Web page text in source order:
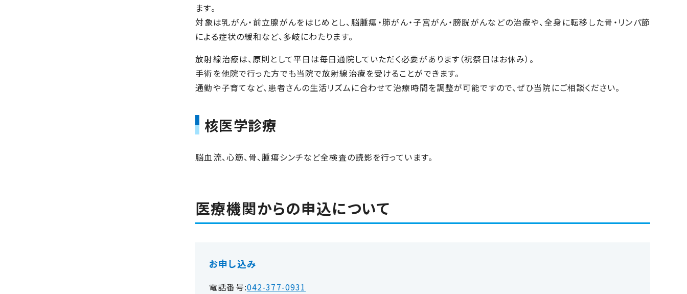
ます。
対象は乳がん・前立腺がんをはじめとし、脳腫瘍・肺がん・子宮がん・膀胱がんなどの治療や、全身に転移した骨・リンパ節
による症状の緩和など、多岐にわたります。
放射線治療は、原則として平日は毎日通院していただく必要があります（祝祭日はお休み）。
手術を他院で行った方でも当院で放射線治療を受けることができます。
通勤や子育てなど、患者さんの生活リズムに合わせて治療時間を調整が可能ですので、ぜひ当院にご相談ください。
核医学診療
脳血流、心筋、骨、腫瘍シンチなど全検査の読影を行っています。
医療機関からの申込について
お申し込み
電話番号:042-377-0931